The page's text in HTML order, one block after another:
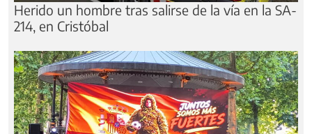
Herido un hombre tras salirse de la vía en la SA-
214, en Cristóbal